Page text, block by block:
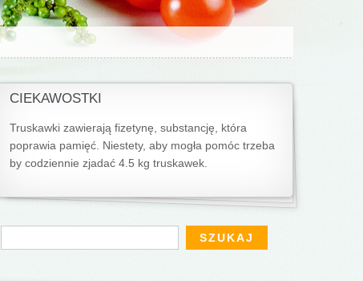
CIEKAWOSTKI
Truskawki zawierają fizetynę, substancję, która
poprawia pamięć. Niestety, aby mogła pomóc trzeba
by codziennie zjadać 4.5 kg truskawek.
Formularz wyszukiwania
Szukaj